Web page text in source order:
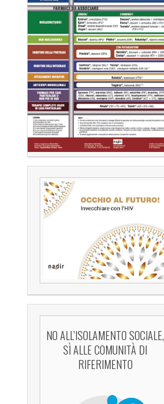
NO ALL’ISOLAMENTO SOCIALE,
SÌ ALLE COMUNITÀ DI
RIFERIMENTO